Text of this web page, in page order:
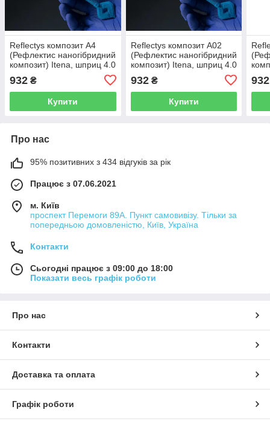
Reflectys композит А4
(Рефлектис наногібридний
композит) Itena, шприц 4.0
932 ₴
Купити
Reflectys композит А02
(Рефлектис наногібридний
композит) Itena, шприц 4.0
932₴
Купити
932
Про нас
95% позитивних з 434 відгуків за рік
Працює з 07.06.2021
м. Київ
проспект Перемоги 89А. Пункт самовивізу. Тільки за
попередньою домовленістю, Київ, Україна
Контакти
Сьогодні працює з 09:00 до 18:00
Показати весь графік роботи
Про нас
Контакти
Доставка та оплата
Графік роботи